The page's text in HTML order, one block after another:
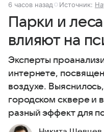
6 часов назад Источник:
Парки и
влияют на
Эксперты
интернете,
воздухе.
городском сквере и
разный эффект для